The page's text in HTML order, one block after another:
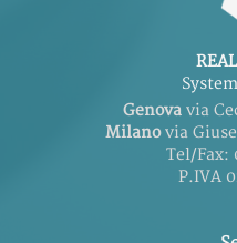
Genovavia
Milanovia
Tel/Fax:
P.IVA